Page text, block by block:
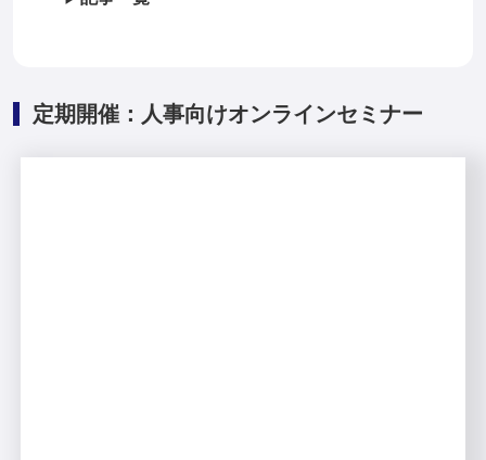
定期開催：人事向けオンラインセミナー